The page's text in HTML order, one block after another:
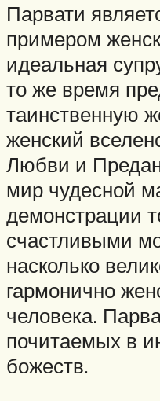
Парвати
примером
идеальная
то же время
таинственную
женский
Любви и
мир чудесной
демонстрации
счастливыми
насколько
гармонично
человека.
почитаемых в
божеств.